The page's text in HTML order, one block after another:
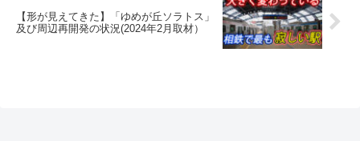
【形が見えてきた】「ゆめが丘ソラトス」
及び周辺再開発の状況(2024年2月取材）